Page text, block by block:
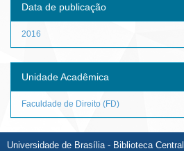
Data de publicação
2016
Unidade Acadêmica
Faculdade de Direito (FD)
Universidade de Brasília - Biblioteca Central